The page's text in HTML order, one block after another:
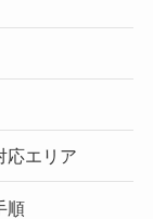
応エリア
順